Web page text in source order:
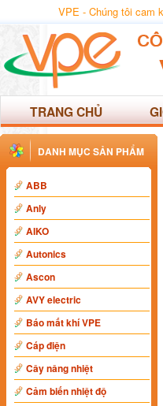
VPE - Chúng tôi cam
TRANG CHỦ
DANH MỤC SẢN PHẨM
ABB
Anly
AIKO
Autonics
Ascon
AVY electric
Báo mất khí VPE
Cáp điện
Cây nâng nhiệt
Cảm biến nhiệt độ